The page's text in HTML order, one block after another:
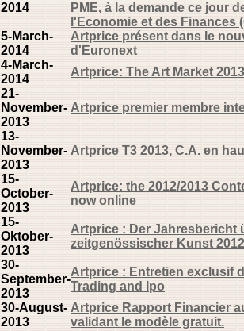
2014
PME, à la demande ce jour
l'Economie et des Finances
5-March-
2014
Artprice présent dans le
d'Euronext
4-March-
2014
Artprice: The Art Market
21-
November-
2013
Artprice premier membre
13-
November-
2013
Artprice T3 2013, C.A. en
15-
October-
2013
Artprice: the 2012/2013
now online
15-
Oktober-
2013
Artprice : Der Jahresbericht
zeitgenössischer Kunst
30-
September-
2013
Artprice : Entretien exclusif
Trading and Ipo
30-August-
2013
Artprice Rapport Financier
validant le modèle gratuit.